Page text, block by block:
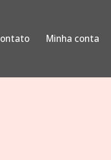
Minha conta